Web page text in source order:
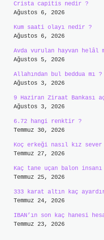
Crista capitis nedir ?
Ağustos 6, 2026
Kum saati olayı nedir ?
Ağustos 6, 2026
Avda vurulan hayvan helâl
Ağustos 5, 2026
Allahından bul beddua mı ?
Ağustos 3, 2026
9 Haziran Ziraat Bankası
Ağustos 3, 2026
6.72 hangi renktir ?
Temmuz 30, 2026
Koç erkeği nasıl kız sever
Temmuz 27, 2026
Kaç tane uçan balon
Temmuz 25, 2026
333 karat altın kaç
Temmuz 24, 2026
IBAN’ın son kaç hanesi
Temmuz 23, 2026